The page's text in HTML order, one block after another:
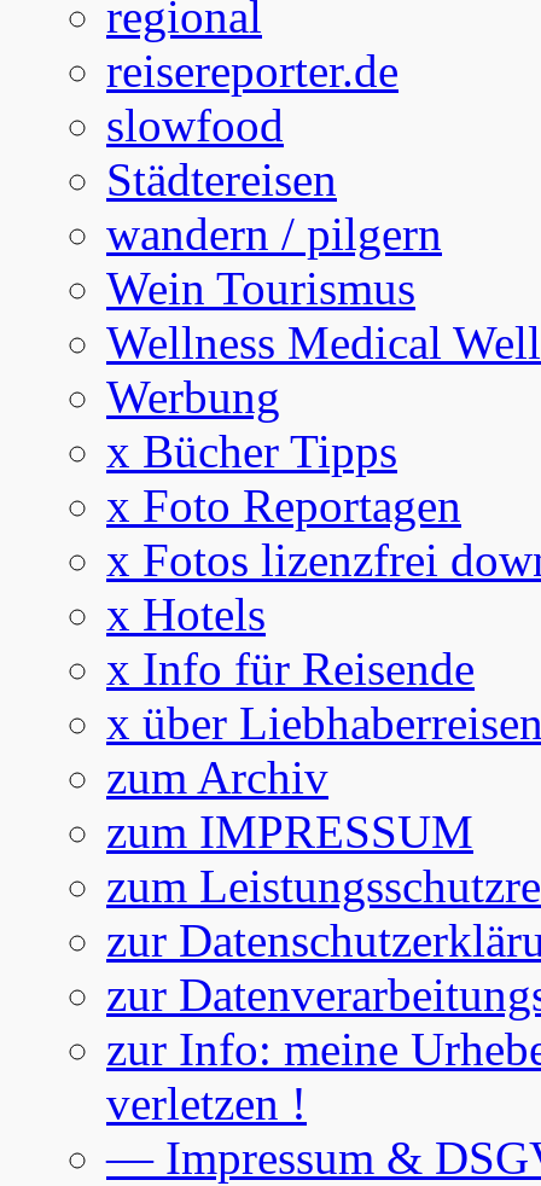
regional
reisereporter.de
slowfood
Städtereisen
wandern / pilgern
Wein Tourismus
Wellness Medical
Werbung
x Bücher Tipps
x Foto Reportagen
x Fotos lizenzfrei
x Hotels
x Info für Reisende
x über
zum Archiv
zum IMPRESSUM
zum
zur
zur
zur Info: meine
verletzen !
— Impressum &